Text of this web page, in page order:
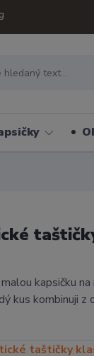
kapsičku
kus kombinuji z